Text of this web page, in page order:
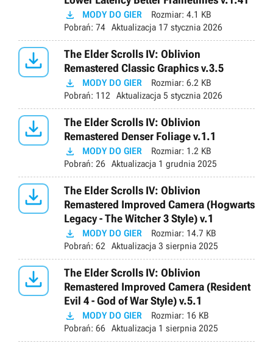
 MODY DO GIER Rozmiar: 4.1 KB
Pobrań: 74 Aktualizacja 17 stycznia 2026

The Elder Scrolls IV: Oblivion
Remastered Classic Graphics v.3.5
 MODY DO GIER Rozmiar: 6.2 KB
Pobrań: 112 Aktualizacja 5 stycznia 2026

The Elder Scrolls IV: Oblivion
Remastered Denser Foliage v.1.1
 MODY DO GIER Rozmiar: 1.2 KB
Pobrań: 26 Aktualizacja 1 grudnia 2025

The Elder Scrolls IV: Oblivion
Remastered Improved Camera (Hogwarts
Legacy - The Witcher 3 Style) v.1
 MODY DO GIER Rozmiar: 14.7 KB
Pobrań: 62 Aktualizacja 3 sierpnia 2025

The Elder Scrolls IV: Oblivion
Remastered Improved Camera (Resident
Evil 4 - God of War Style) v.5.1
 MODY DO GIER Rozmiar: 16 KB
Pobrań: 66 Aktualizacja 1 sierpnia 2025